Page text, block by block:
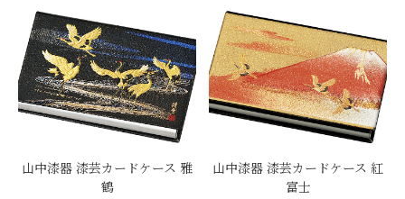
山中漆器 漆芸カードケース 雅
鶴
山中漆器 漆芸カードケース 紅
富士